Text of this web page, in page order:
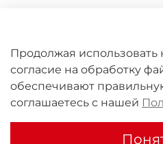
Обмен и возврат
Контакты
ООО "Юрал Кастомс" 2011-
Продолжая использовать
согласие на обработку
обеспечивают
соглашаетесь с нашей